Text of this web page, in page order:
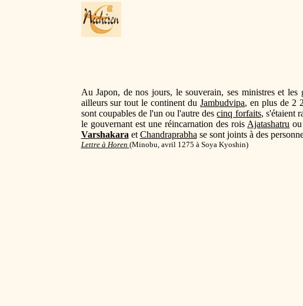
Au Japon, de nos jours, le souverain, ses ministres et
ailleurs sur tout le continent duJambudvipa, en plus de 2
sont coupables de l'un ou l'autre descinq forfaits, s'étaient
le gouvernant est une réincarnation des rois Ajatashatru ou
Varshakara et Chandraprabha se sont joints à des
Lettre à Horen (Minobu, avril 1275 à Soya Kyoshin)